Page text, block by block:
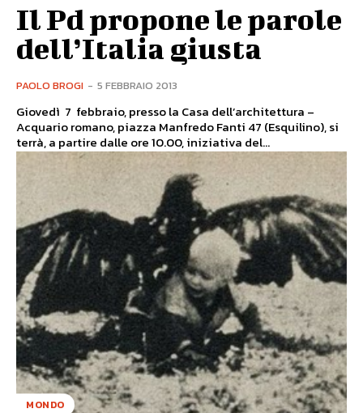
Il Pd propone le parole
dell’Italia giusta
PAOLO BROGI - 5 FEBBRAIO 2013
Giovedì 7 febbraio, presso la Casa dell’architettura –
Acquario romano, piazza Manfredo Fanti 47 (Esquilino), si
terrà, a partire dalle ore 10.00, iniziativa del...
MONDO